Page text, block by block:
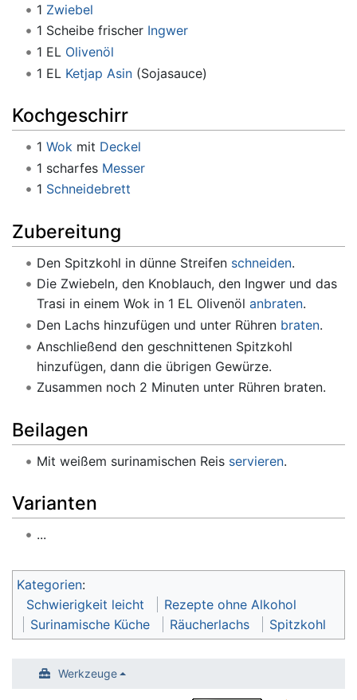
1 Zwiebel
1 Scheibe frischer Ingwer
1 EL Olivenöl
1 EL Ketjap Asin(Sojasauce)
Kochgeschirr
1 Wokmit Deckel
1 scharfes Messer
1 Schneidebrett
Zubereitung
Den Spitzkohl in dünne Streifen schneiden.
Die Zwiebeln, den Knoblauch, den Ingwer und das
Trasi in einem Wok in 1 EL Olivenöl anbraten.
Den Lachs hinzufügen und unter Rühren braten.
Anschließend den geschnittenen Spitzkohl
hinzufügen, dann die übrigen Gewürze.
Zusammen noch 2 Minuten unter Rühren braten.
Beilagen
Mit weißem surinamischen Reis servieren.
Varianten
...
Kategorien:
Schwierigkeit leicht
Rezepte ohne Alkohol
Surinamische Küche
Räucherlachs Spitzkohl
Werkzeuge